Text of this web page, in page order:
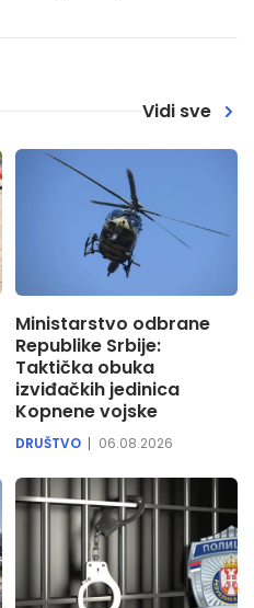
Vidi sve
Ministarstvo odbrane
Republike Srbije:
Taktička obuka
izviđačkih jedinica
Kopnene vojske
DRUŠTVO 06.08.2026